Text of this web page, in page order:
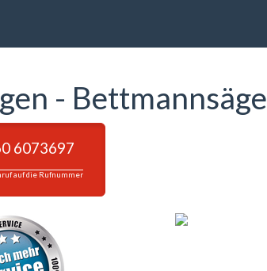
- Bettmannsäge
6073697
auf die Rufnummer